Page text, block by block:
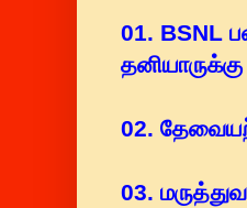
01. BSNL
02.
03.